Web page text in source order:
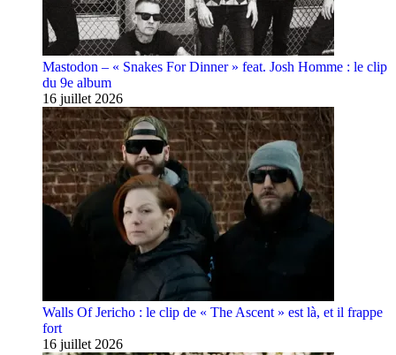
Mastodon – « Snakes For Dinner » feat. Josh Homme : le clip
du 9e album
16 juillet 2026
Walls Of Jericho : le clip de « The Ascent » est là, et il frappe
fort
16 juillet 2026